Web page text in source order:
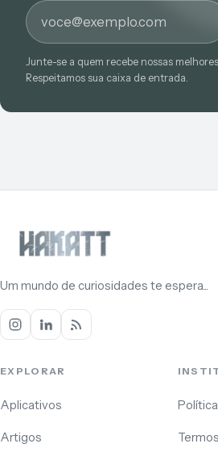
E-mail
Junte-se a quem recebe nossas
Respeitamos sua caixa de entrada.
Um mundo de curiosidades te espera...
EXPLORAR
Aplicativos
Artigos